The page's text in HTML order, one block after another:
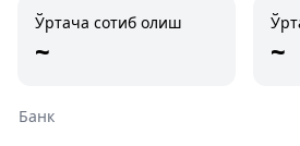
Ўртача сотиб олиш
~ ~
Банк